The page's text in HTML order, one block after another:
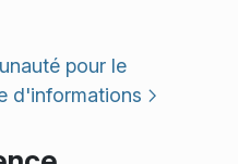
pour le
d'informations